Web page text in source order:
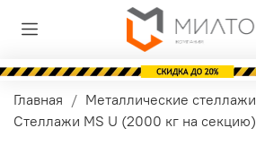
Главная
Металлические стеллажи
Стеллажи MS U (2000 кг на секцию)